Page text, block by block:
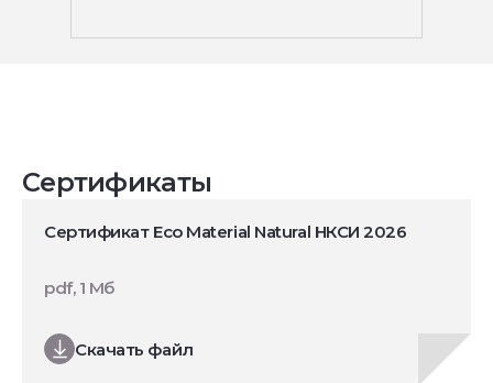
Сертификаты
Сертификат Eco Material Natural НКСИ 2026
Скачать файл
pdf, 1 Мб